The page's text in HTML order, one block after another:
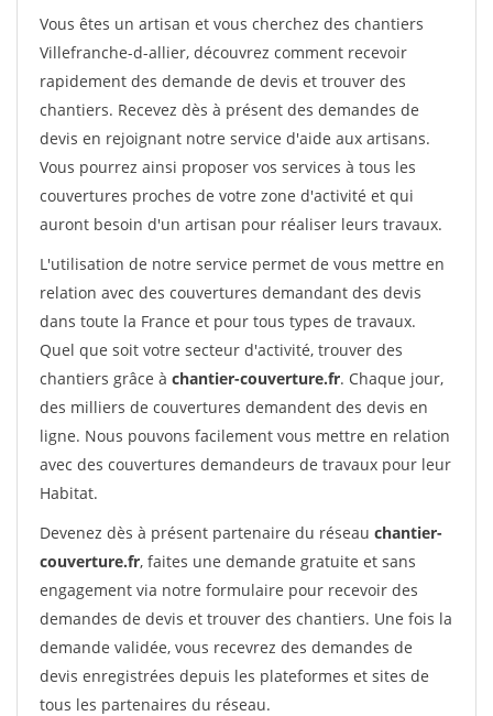
Vous êtes un artisan et vous cherchez des chantiers
Villefranche-d-allier, découvrez comment recevoir
rapidement des demande de devis et trouver des
chantiers. Recevez dès à présent des demandes de
devis en rejoignant notre service d'aide aux artisans.
Vous pourrez ainsi proposer vos services à tous les
couvertures proches de votre zone d'activité et qui
auront besoin d'un artisan pour réaliser leurs travaux.
L'utilisation de notre service permet de vous mettre en
relation avec des couvertures demandant des devis
dans toute la France et pour tous types de travaux.
Quel que soit votre secteur d'activité, trouver des
chantiers grâce à chantier-couverture.fr. Chaque jour,
des milliers de couvertures demandent des devis en
ligne. Nous pouvons facilement vous mettre en relation
avec des couvertures demandeurs de travaux pour leur
Habitat.
Devenez dès à présent partenaire du réseau chantier-
couverture.fr, faites une demande gratuite et sans
engagement via notre formulaire pour recevoir des
demandes de devis et trouver des chantiers. Une fois la
demande validée, vous recevrez des demandes de
devis enregistrées depuis les plateformes et sites de
tous les partenaires du réseau.